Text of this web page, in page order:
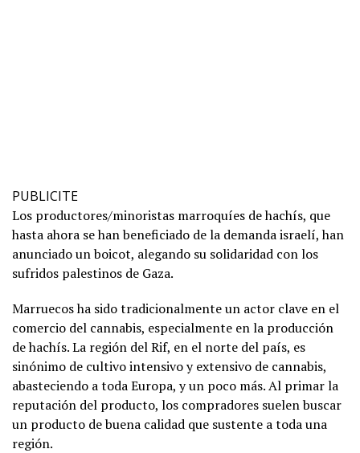
PUBLICITE
Los productores/minoristas marroquíes de hachís, que
hasta ahora se han beneficiado de la demanda israelí, han
anunciado un boicot, alegando su solidaridad con los
sufridos palestinos de Gaza.
Marruecos ha sido tradicionalmente un actor clave en el
comercio del cannabis, especialmente en la producción
de hachís. La región del Rif, en el norte del país, es
sinónimo de cultivo intensivo y extensivo de cannabis,
abasteciendo a toda Europa, y un poco más. Al primar la
reputación del producto, los compradores suelen buscar
un producto de buena calidad que sustente a toda una
región.